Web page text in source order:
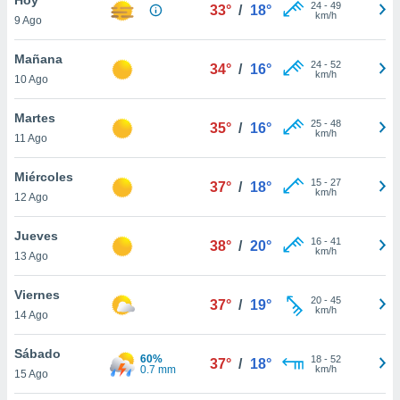
en
más
nuestra
de
cookies
aceptar
9 Ago
33° / 18° 24- 49
km/h
Mañana
10 Ago
34° / 16° 24- 52
km/h
Martes
11 Ago
35° / 16° 25- 48
km/h
Miércoles
12 Ago
37° / 18° 15- 27
km/h
Jueves
13 Ago
38° / 20° 16- 41
km/h
Viernes
14 Ago
37° / 19° 20- 45
km/h
Sábado
15 Ago
60%
0.7 mm
37° / 18° 18- 52
km/h